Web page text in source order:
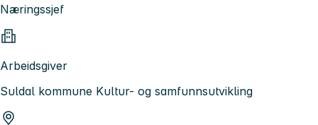
Næringssjef
Arbeidsgiver
Suldal kommune Kultur- og samfunnsutvikling